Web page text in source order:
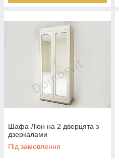
Шафа Ліон на 2 дверцята з
дзеркалами
Під замовлення